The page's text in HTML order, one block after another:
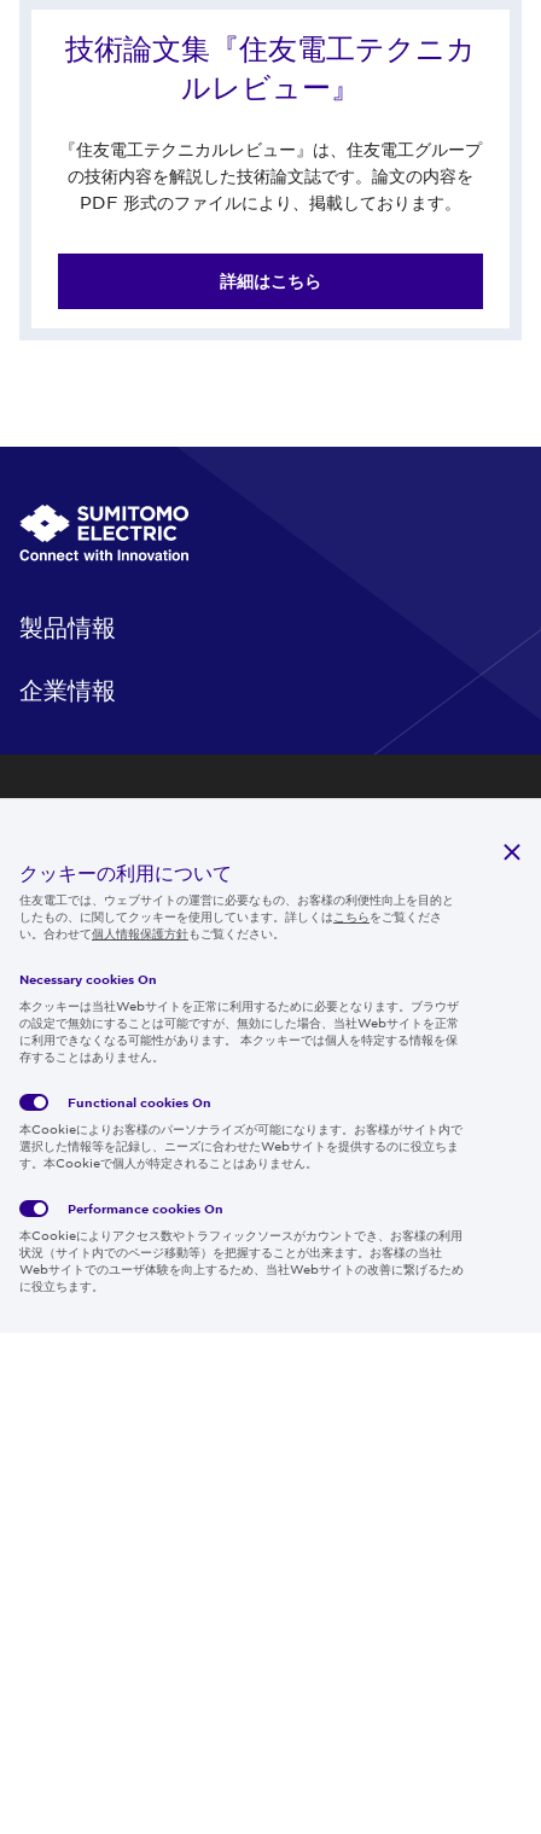
技術論文集『住友電工テクニカ
ルレビュー』
『住友電工テクニカルレビュー』は、住友電工グループ
の技術内容を解説した技術論文誌です。論文の内容を
PDF 形式のファイルにより、掲載しております。
詳細はこちら
製品情報
企業情報
ニュースルーム
IR情報
採用情報
Global
Policy
サイト
約
Region & Language:
Japan | JP
クッキーの利用について
住友電工では、ウェブサイトの運営に必要なもの、お客様の利便性向上を目的と
したもの、に関してクッキーを使用しています。詳しくは こちらをご覧くださ
い。合わせて個人情報保護方針もご覧ください。
Necessary cookies On
本クッキーは当社Webサイトを正常に利用するために必要となります。ブラウザ
の設定で無効にすることは可能ですが、無効にした場合、当社Webサイトを正常
に利用できなくなる可能性があります。 本クッキーでは個人を特定する情報を保
存することはありません。
Functional cookies On
本Cookieによりお客様のパーソナライズが可能になります。お客様がサイト内で
選択した情報等を記録し、ニーズに合わせたWebサイトを提供するのに役立ちま
す。本Cookieで個人が特定されることはありません。
Performance cookies On
本Cookieによりアクセス数やトラフィックソースがカウントでき、お客様の利用
状況（サイト内でのページ移動等）を把握することが出来ます。お客様の当社
Webサイトでのユーザ体験を向上するため、当社Webサイトの改善に繋げるため
に役立ちます。